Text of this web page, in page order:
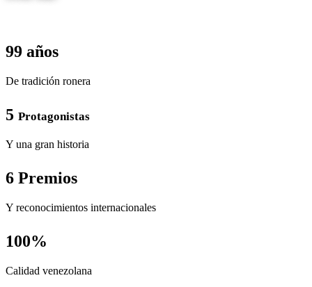
99 años
De tradición ronera
5 Protagonistas
Y una gran historia
6 Premios
Y reconocimientos internacionales
100%
Calidad venezolana